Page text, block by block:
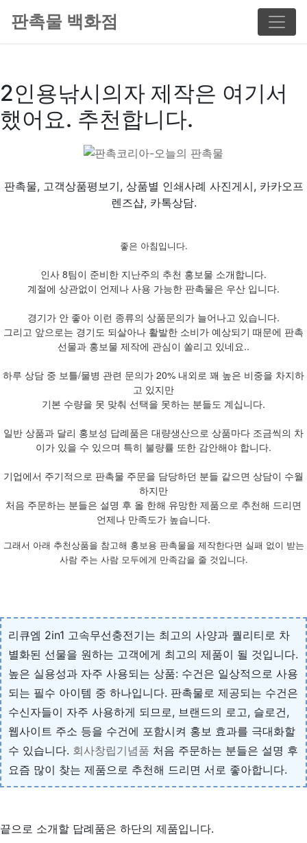
판촉물 백화점
2인용낚시의자 제작은 여기서
했어요. 추천합니다.
판촉물, 고객상품평보기, 상품별 인쇄사례 사진게시, 카카오프
렌즈샵, 카톡상담.
좋은 아침입니다.
인사 8팀이 준비한 지난주의 추천 홍보물 소개합니다.
계절에 상관없이 언제나 사용 가능한 판촉물은 우산 입니다.
경기가 안 좋아 이런 종류의 상품문의가 늘어나고 있습니다.
그리고 앞으로는 경기도 되살아나 활발한 소비가 예상되기 때문에 판촉
선물과 홍보물 제작에 관심이 쏠리고 있네요..
하루 상담 중 보틀/물병 관련 문의가 20% 내외로 꽤 높은 비중을 차지하
고 있지만
기본 수량을 못 맞춰 선택을 못하는 분들도 계십니다.
일반 상품과 달리 홍보성 답례품은 대량생산으로 상품마다 조금씩의 차
이가 있을 수 있으며 특히 불량률 또한 감안해야 합니다.
기업에서 주기적으로 판촉물 주문을 담당하던 분들 같으면 상담이 수월
하지만
처음 주문하는 분들은 설명 후 올 한해 유망한 제품으로 추천해 드리면
언제나 만족도가 높습니다.
그래서 아래 추천상품을 참고해 홍보용 판촉물을 제작한다면 실패 없이 받는
사람 주는 사람 모두에게 만족감을 줄 것입니다.
리큐엠 2in1 고속무선충전기는 최고의 사양과 퀄리티로 차
별화된 선물을 원하는 고객에게 최고의 제품이 될 것입니다.
높은 실용성과 자주 사용되는 상품: 수건은 일상적으로 사용
되는 필수 아이템 중 하나입니다. 판촉물로 제공되는 수건은
수신자들이 자주 사용하게 되므로, 브랜드의 로고, 슬로건,
웹사이트 주소 등을 수건에 포함시켜 홍보 효과를 극대화할
수 있습니다. 회사창립기념품 처음 주문하는 분들은 설명 후
요즘 많이 찾는 제품으로 추천해 드리면 서로 좋아합니다.
끝으로 소개할 답례품은 하단의 제품입니다.